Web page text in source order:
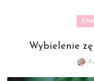
Wybielenie